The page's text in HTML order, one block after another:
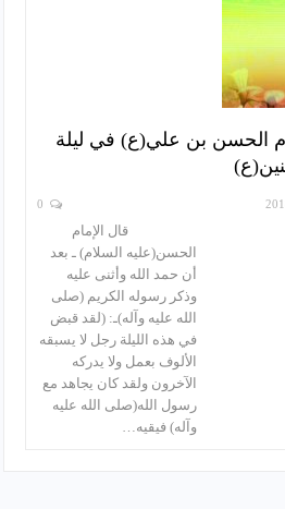
الحسن بن علي(ع) في ليلة
قال الإمام
الحسن(عليه السلام) ـ بعد
أن حمد الله وأثنى عليه
وذكر رسوله الكريم (صلى
الله عليه وآله)ـ: (لقد قبض
في هذه الليلة رجل لا يسبقه
الألوف بعمل ولا يدركه
الآخرون ولقد كان يجاهد مع
رسول الله(صلى الله عليه
وآله) فيقيه…